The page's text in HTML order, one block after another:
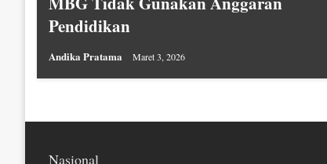
Pendidikan
Andika Pratama Maret 3, 2026
Nasional